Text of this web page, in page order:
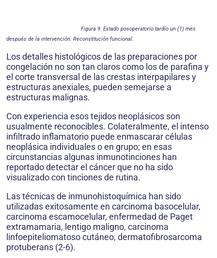
Figura 9. Estado posoperatorio tardío un (1) mes
después de la intervención. Reconstitución funcional.
Los detalles histológicos de las preparacio­nes por
congelación no son tan claros como los de parafina y
el corte transversal de las crestas interpapilares y
estructuras anexiales, pueden semejarse a
estructuras malignas.
Con experiencia esos tejidos neoplásicos son
usualmente reconocibles. Colateralmente, el intenso
infiltrado inflamatorio puede enmas­carar células
neoplásica individuales o en grupo; en esas
circunstancias algunas inmu­notinciones han
reportado detectar el cáncer que no ha sido
visualizado con tinciones de rutina.
Las técnicas de inmunohistoquímica han sido
utilizadas exitosamente en carcino­ma basocelular,
carcinoma escamocelular, enfermedad de Paget
extramamaria, lentigo maligno, carcinoma
linfoepiteliomatoso cutá­neo, dermatofibrosarcoma
protuberans (2-6).